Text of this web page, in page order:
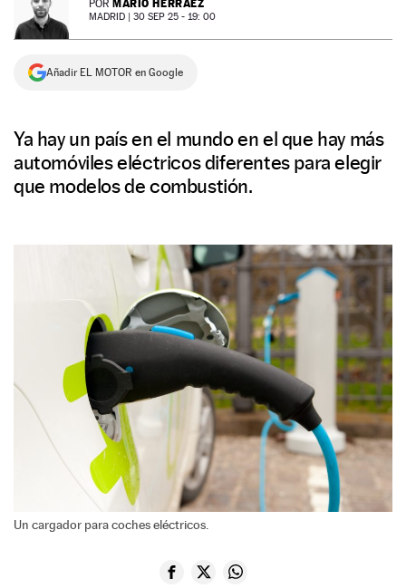
NEWSLETTER
SÍGUENOS
POR MARIO HERRÁEZ
MADRID | 30 SEP 25 - 19: 00
Añadir EL MOTOR en Google
Ya hay un país en el mundo en el que hay más
automóviles eléctricos diferentes para elegir
que modelos de combustión.
Un cargador para coches eléctricos.